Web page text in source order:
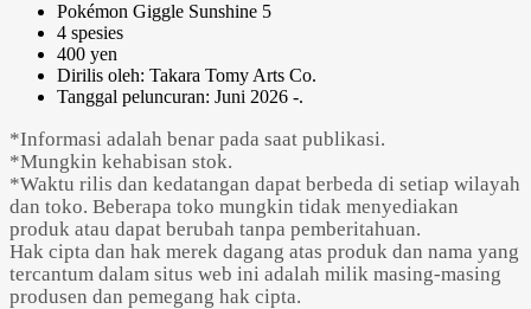
Pokémon Giggle Sunshine 5
4 spesies
400 yen
Dirilis oleh: Takara Tomy Arts Co.
Tanggal peluncuran: Juni 2026 -.
*Informasi adalah benar pada saat publikasi.
*Mungkin kehabisan stok.
*Waktu rilis dan kedatangan dapat berbeda di setiap wilayah
dan toko. Beberapa toko mungkin tidak menyediakan
produk atau dapat berubah tanpa pemberitahuan.
Hak cipta dan hak merek dagang atas produk dan nama yang
tercantum dalam situs web ini adalah milik masing-masing
produsen dan pemegang hak cipta.